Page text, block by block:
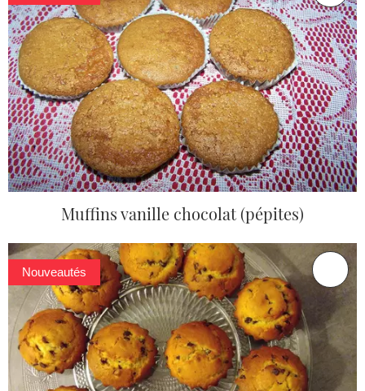
Muffins vanille chocolat (pépites)
Nouveautés